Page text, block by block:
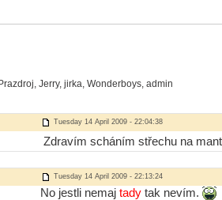
Jerry, jirka, Wonderboys, admin
Tuesday 14 April 2009 - 22:04:38
Zdravím scháním střechu na
Tuesday 14 April 2009 - 22:13:24
No jestli nemaj tady tak nevím.